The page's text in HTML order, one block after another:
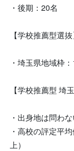
・後期：20名
【学校推薦型選抜
・埼玉県地域枠
【学校推薦型 埼
・出身地は問わ
・高校の評定平
上）